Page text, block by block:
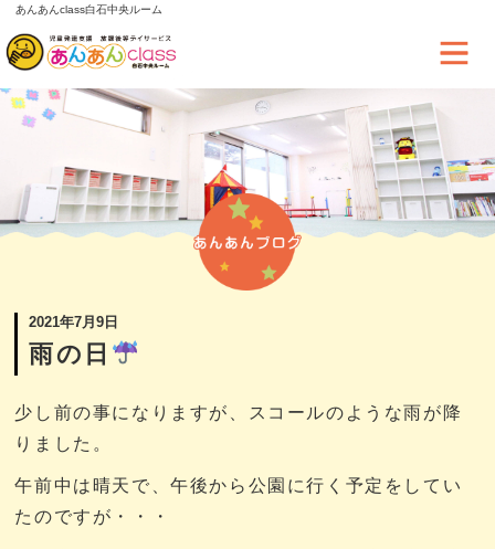
あんあんclass白石中央ルーム
2021年7月9日
雨の日
少し前の事になりますが、スコールのような雨が降
りました。
午前中は晴天で、午後から公園に行く予定をしてい
たのですが・・・